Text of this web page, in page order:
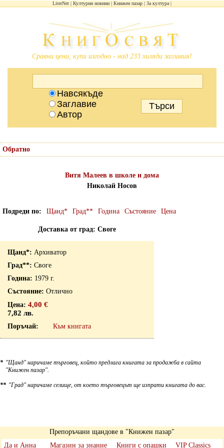
LiterNet Културни новини Книжен пазар За култура
Сравни цени, купи изгодно - над 233 хиляди заглавия!
Навсякъде
Заглавие
Автор
Обратно
Витя Малеев в школе и дома
Николай Носов
Подреди по Щанд* Град** Година Състояние Цена
Доставка от град: Своге
Архиватор
Своге
1979 г.
Отлично
4,00 €
7,82 лв.
Към книгата
* "Щанд" наричаме търговец, който предлага книгата за продажба в сайта
"Книжен пазар".
** "Град" наричаме селище, от което търговецът ще изпрати книгата до вас.
Препоръчани щандове в "Книжен пазар"
Да и Анна
Магазин за знание Книги с опашки VIP Classics